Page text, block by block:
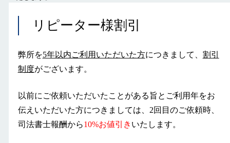
について
【訴状・答弁書・準備書面・少額訴訟・支払
督促】裁判書類作成【着手金０円・相談無
料】
告訴状・告発状の作成
相続登記（名義変更）代行【¥27,500〜】・
リピーター様割引
弊所を5年以内ご利用いただいた方につきまして、 割引
制度がございます。
以前にご依頼いただいたことがある旨とご利用年をお
伝えいただいた方につきましては、2回目のご依頼時、
司法書士報酬から10%お値引き いたします。